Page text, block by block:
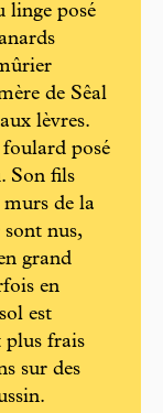
linge posé
de Sêal
lèvres.
foulard posé
Son fils
murs de la
nus,
grand
en
est
plus frais
sur des